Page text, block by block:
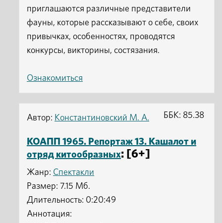
приглашаются различные представители
фауны, которые рассказывают о себе, своих
привычках, особенностях, проводятся
конкурсы, викторины, состязания.
Ознакомиться
Автор: Константиновский М. А.
КОАПП 1965. Репортаж 13. Кашалот и
отряд китообразных: [6+]
Жанр: Спектакли
ББК: 85.38
Размер: 7.15 Мб.
Длительность: 0:20:49
Аннотация: